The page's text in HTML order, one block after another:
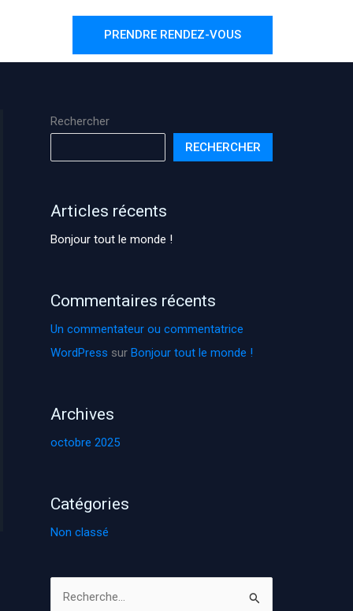
PRENDRE RENDEZ-VOUS
Rechercher
RECHERCHER
Articles récents
Bonjour tout le monde !
Commentaires récents
Un commentateur ou commentatrice
WordPress sur Bonjour tout le monde !
Archives
octobre 2025
Catégories
Non classé